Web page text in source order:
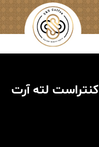
کنتراست لته آرت